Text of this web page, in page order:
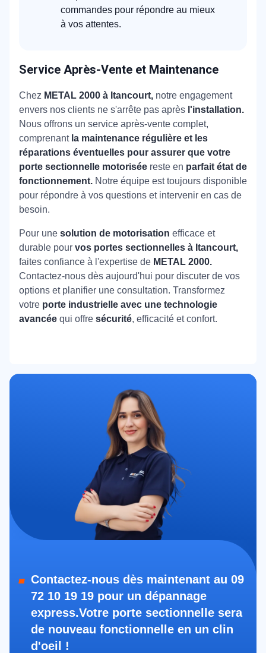
commandes pour répondre au mieux
à vos attentes.
Service Après-Vente et Maintenance
Chez METAL 2000 à Itancourt, notre engagement
envers nos clients ne s'arrête pas après l'installation.
Nous offrons un service après-vente complet,
comprenantla maintenance régulière et les
réparations éventuelles pour assurer que votre
porte sectionnelle motorisée reste en parfait état de
fonctionnement. Notre équipe est toujours disponible
pour répondre à vos questions et intervenir en cas de
besoin.
Pour une solution de motorisation efficace et
durable pour vos portes sectionnelles à Itancourt,
faites confiance à l'expertise de METAL 2000.
Contactez-nous dès aujourd'hui pour discuter de vos
options et planifier une consultation. Transformez
votre porte industrielle avec une technologie
avancée qui offre sécurité, efficacité et confort.
Contactez-nous dès maintenant au 09
72 10 19 19 pour un dépannage
express.Votre porte sectionnelle sera
de nouveau fonctionnelle en un clin
d'oeil !